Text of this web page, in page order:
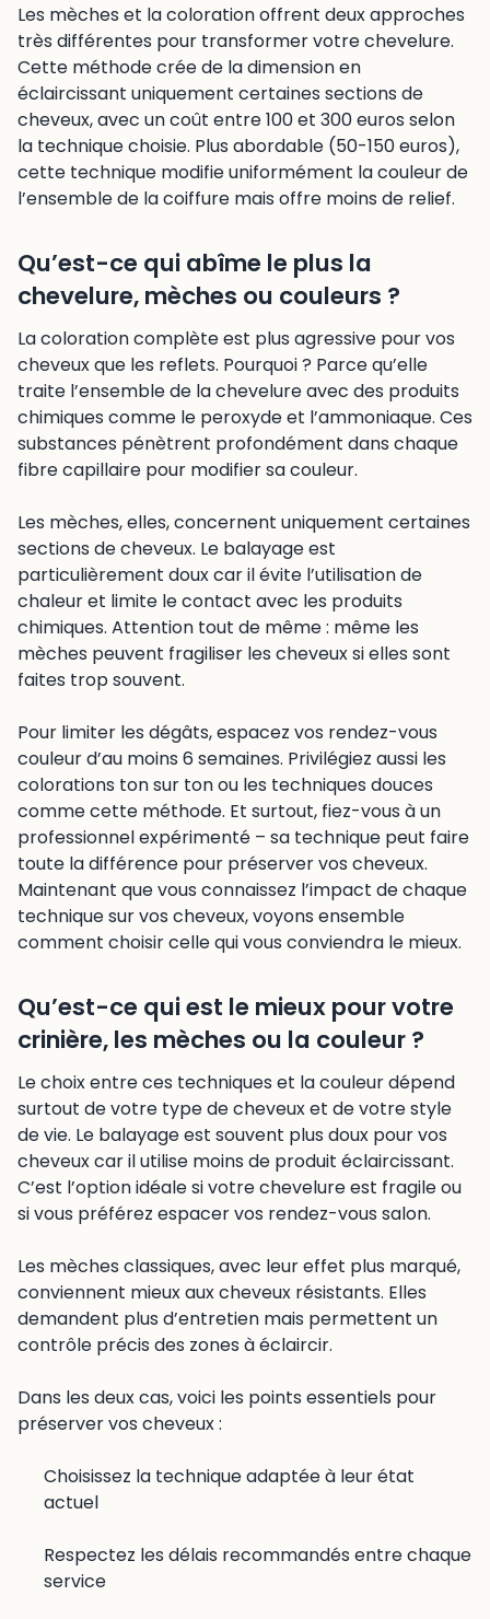
Les mèches et la coloration offrent deux approches
très différentes pour transformer votre chevelure.
Cette méthode crée de la dimension en
éclaircissant uniquement certaines sections de
cheveux, avec un coût entre 100 et 300 euros selon
la technique choisie. Plus abordable (50-150 euros),
cette technique modifie uniformément la couleur de
l’ensemble de la coiffure mais offre moins de relief.
Qu’est-ce qui abîme le plus la
chevelure, mèches ou couleurs ?
La coloration complète est plus agressive pour vos
cheveux que les reflets. Pourquoi ? Parce qu’elle
traite l’ensemble de la chevelure avec des produits
chimiques comme le peroxyde et l’ammoniaque. Ces
substances pénètrent profondément dans chaque
fibre capillaire pour modifier sa couleur.
Les mèches, elles, concernent uniquement certaines
sections de cheveux. Le balayage est
particulièrement doux car il évite l’utilisation de
chaleur et limite le contact avec les produits
chimiques. Attention tout de même : même les
mèches peuvent fragiliser les cheveux si elles sont
faites trop souvent.
Pour limiter les dégâts, espacez vos rendez-vous
couleur d’au moins 6 semaines. Privilégiez aussi les
colorations ton sur ton ou les techniques douces
comme cette méthode. Et surtout, fiez-vous à un
professionnel expérimenté – sa technique peut faire
toute la différence pour préserver vos cheveux.
Maintenant que vous connaissez l’impact de chaque
technique sur vos cheveux, voyons ensemble
comment choisir celle qui vous conviendra le mieux.
Qu’est-ce qui est le mieux pour votre
crinière, les mèches ou la couleur ?
Le choix entre ces techniques et la couleur dépend
surtout de votre type de cheveux et de votre style
de vie. Le balayage est souvent plus doux pour vos
cheveux car il utilise moins de produit éclaircissant.
C’est l’option idéale si votre chevelure est fragile ou
si vous préférez espacer vos rendez-vous salon.
Les mèches classiques, avec leur effet plus marqué,
conviennent mieux aux cheveux résistants. Elles
demandent plus d’entretien mais permettent un
contrôle précis des zones à éclaircir.
Dans les deux cas, voici les points essentiels pour
préserver vos cheveux :
Choisissez la technique adaptée à leur état
actuel
Respectez les délais recommandés entre chaque
service